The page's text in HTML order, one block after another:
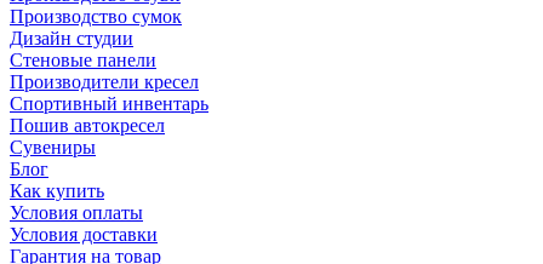
Производство сумок
Дизайн студии
Стеновые панели
Производители кресел
Спортивный инвентарь
Пошив автокресел
Сувениры
Блог
Как купить
Условия оплаты
Условия доставки
Гарантия на товар